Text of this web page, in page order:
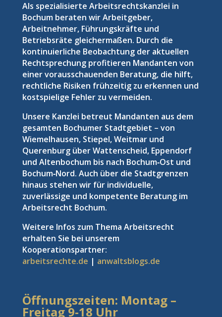
Als spezialisierte Arbeitsrechtskanzlei in
Bochum beraten wir Arbeitgeber,
Arbeitnehmer, Führungskräfte und
Betriebsräte gleichermaßen. Durch die
kontinuierliche Beobachtung der aktuellen
Rechtsprechung profitieren Mandanten von
einer vorausschauenden Beratung, die hilft,
rechtliche Risiken frühzeitig zu erkennen und
kostspielige Fehler zu vermeiden.
Unsere Kanzlei betreut Mandanten aus dem
gesamten Bochumer Stadtgebiet – von
Wiemelhausen, Stiepel, Weitmar und
Querenburg über Wattenscheid, Eppendorf
und Altenbochum bis nach Bochum‑Ost und
Bochum‑Nord. Auch über die Stadtgrenzen
hinaus stehen wir für individuelle,
zuverlässige und kompetente Beratung im
Arbeitsrecht Bochum.
Weitere Infos zum Thema Arbeitsrecht
erhalten Sie bei unserem
Kooperationspartner:
arbeitsrechte.de | anwaltsblogs.de
Öffnungszeiten: Montag –
Freitag9-18 Uhr